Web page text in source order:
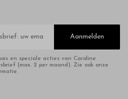
Aanmelden
en speciale acties van Caroline
(max. 2 per maand). Zie ook onze